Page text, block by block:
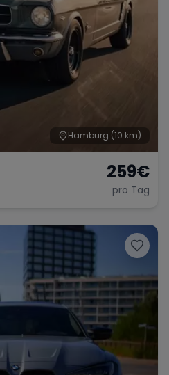
Hamburg (10 km)
259€
pro Tag